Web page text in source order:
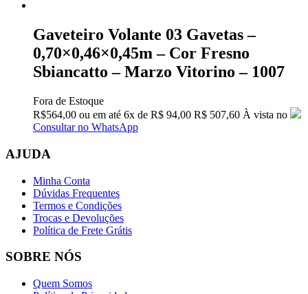
Gaveteiro Volante 03 Gavetas –
0,70×0,46×0,45m – Cor Fresno
Sbiancatto – Marzo Vitorino – 1007
Fora de Estoque
R$564,00 ou em até 6x de R$ 94,00 R$ 507,60 À vista no
Consultar no WhatsApp
AJUDA
Minha Conta
Dúvidas Frequentes
Termos e Condições
Trocas e Devoluções
Política de Frete Grátis
SOBRE NÓS
Quem Somos